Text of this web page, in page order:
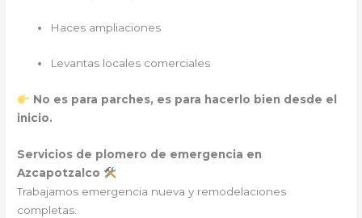
Haces ampliaciones
Levantas locales comerciales
No es para parches, es para hacerlo bien desde el
inicio.
Servicios de plomero de emergencia en
Azcapotzalco
Trabajamos emergencia nueva y remodelaciones
completas.